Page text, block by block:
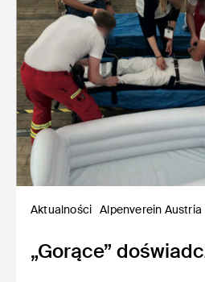
Aktualności Alpenverein Austria
„Gorące”